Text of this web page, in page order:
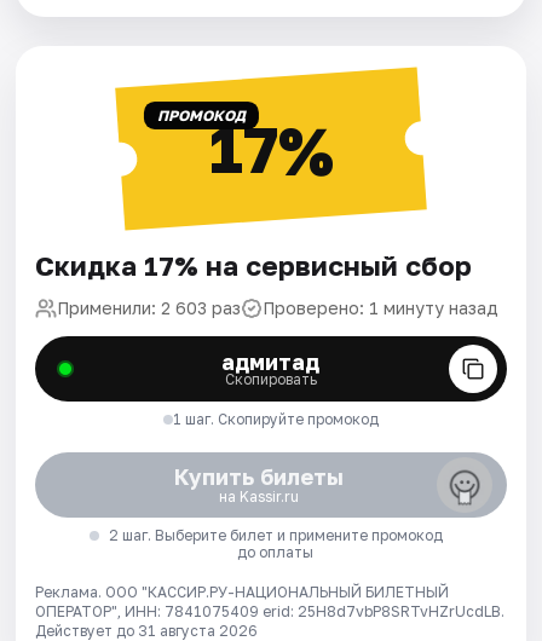
ПРОМОКОД17%
Скидка 17% на сервисный сбор
Применили: 2 603 раз Проверено: 1 минуту назад
адмитад
Скопировать
1 шаг. Скопируйте промокод
Купить билеты
на Kassir.ru
2 шаг. Выберите билет и примените промокод
до оплаты
Реклама. ООО "КАССИР.РУ-НАЦИОНАЛЬНЫЙ БИЛЕТНЫЙ
ОПЕРАТОР", ИНН: 7841075409 erid: 25H8d7vbP8SRTvHZrUcdLB.
Действует до 31 августа 2026